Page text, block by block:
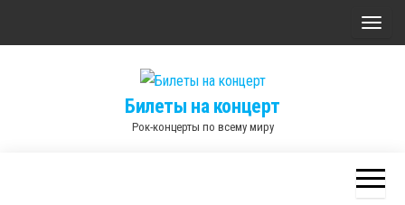
П
т
Билеты на концерт
Рок-концерты по всему миру